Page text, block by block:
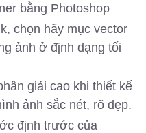
bằng Photoshop
chọn hãy mục vector
ảnh ở định dạng tối
giải cao khi thiết kế
ảnh sắc nét, rõ đẹp.
định trước của